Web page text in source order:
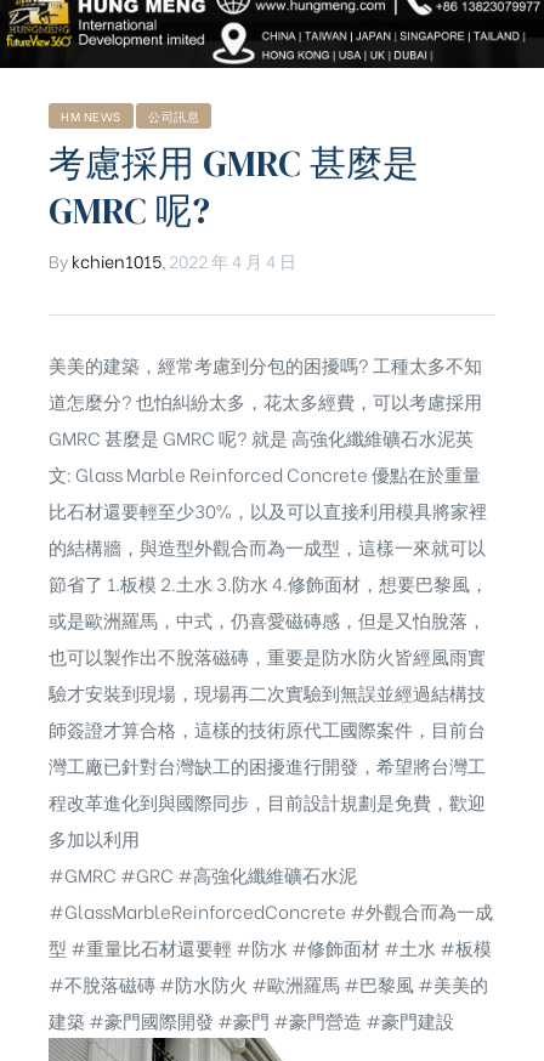
HM NEWS 公司訊息
考慮採用 GMRC 甚麼是
GMRC 呢?
Bykchien1015,2022 年 4 月 4 日
美美的建築，經常考慮到分包的困擾嗎? 工種太多不知
道怎麼分? 也怕糾紛太多，花太多經費，可以考慮採用
GMRC 甚麼是 GMRC 呢? 就是 高強化纖維礦石水泥英
文: Glass Marble Reinforced Concrete 優點在於重量
比石材還要輕至少30%，以及可以直接利用模具將家裡
的結構牆，與造型外觀合而為一成型，這樣一來就可以
節省了 1.板模 2.土水 3.防水 4.修飾面材，想要巴黎風，
或是歐洲羅馬，中式，仍喜愛磁磚感，但是又怕脫落，
也可以製作出不脫落磁磚，重要是防水防火皆經風雨實
驗才安裝到現場，現場再二次實驗到無誤並經過結構技
師簽證才算合格，這樣的技術原代工國際案件，目前台
灣工廠已針對台灣缺工的困擾進行開發，希望將台灣工
程改革進化到與國際同步，目前設計規劃是免費，歡迎
多加以利用
#GMRC #GRC #高強化纖維礦石水泥
#GlassMarbleReinforcedConcrete #外觀合而為一成
型 #重量比石材還要輕 #防水 #修飾面材 #土水 #板模
#不脫落磁磚 #防水防火 #歐洲羅馬 #巴黎風 #美美的
建築 #豪門國際開發 #豪門 #豪門營造 #豪門建設